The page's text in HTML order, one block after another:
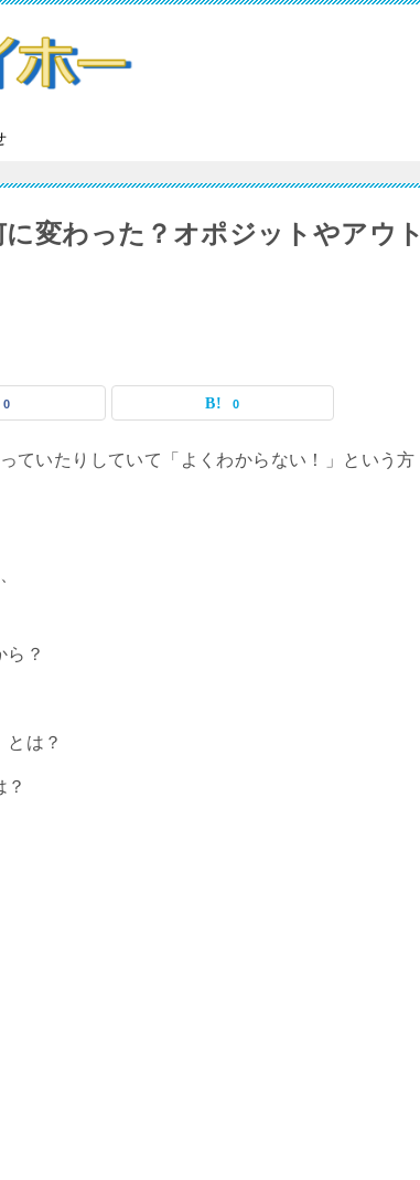
変わった？オポジットやアウト
0 0
ていたりしていて「よくわからない！」という方
ら？
は？